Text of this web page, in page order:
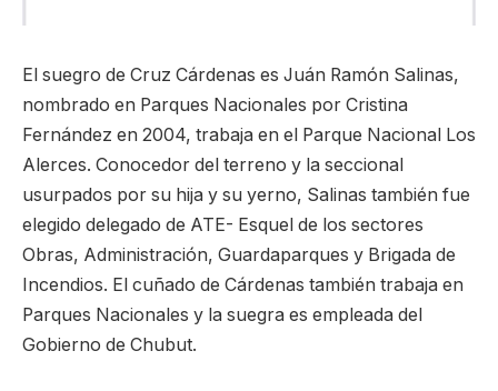
El suegro de Cruz Cárdenas es Juán Ramón Salinas,
nombrado en Parques Nacionales por Cristina
Fernández en 2004, trabaja en el Parque Nacional Los
Alerces. Conocedor del terreno y la seccional
usurpados por su hija y su yerno, Salinas también fue
elegido delegado de ATE- Esquel de los sectores
Obras, Administración, Guardaparques y Brigada de
Incendios. El cuñado de Cárdenas también trabaja en
Parques Nacionales y la suegra es empleada del
Gobierno de Chubut.